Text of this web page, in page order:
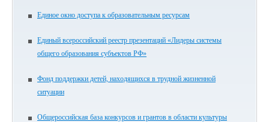
Единое окно доступа к образовательным ресурсам
Единый всероссийский реестр презентаций «Лидеры системы
общего образования субъектов РФ»
Фонд поддержки детей, находящихся в трудной жизненной
ситуации
Общероссийская база конкурсов и грантов в области культуры